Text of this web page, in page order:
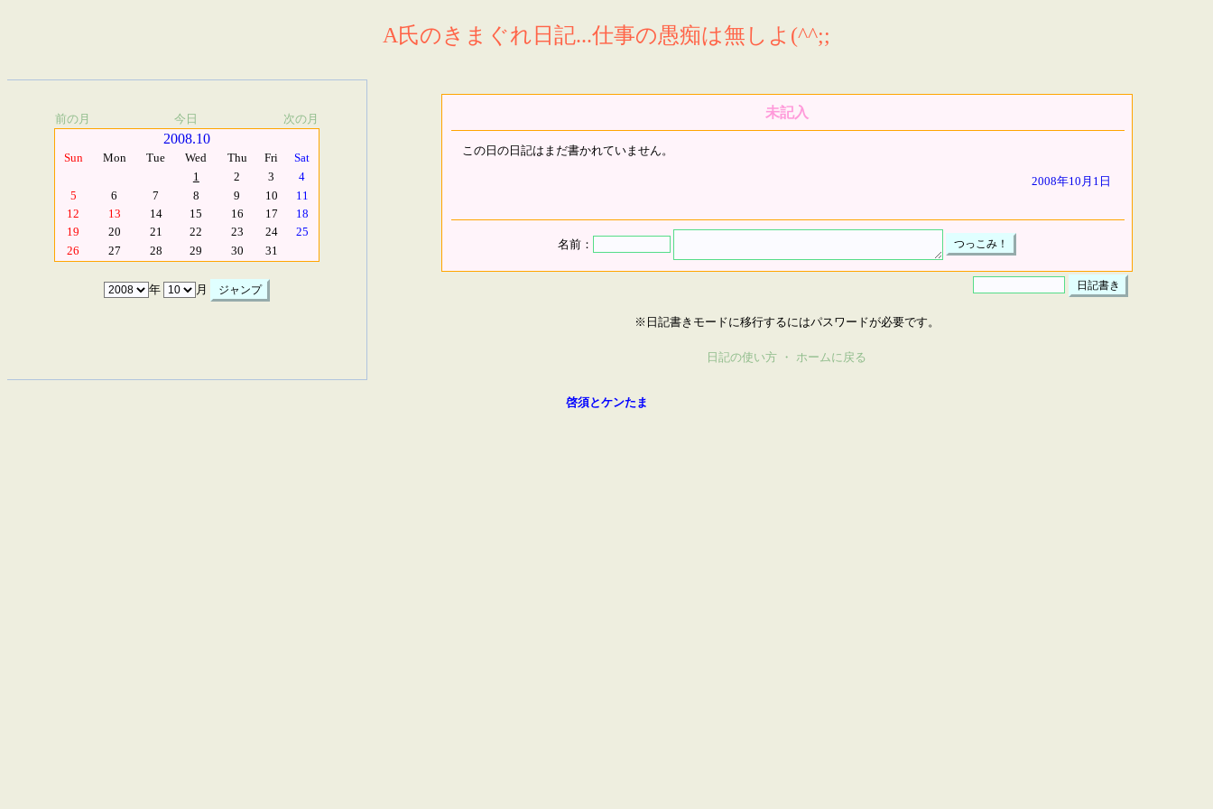
A氏のきまぐれ日記...仕事の愚痴は無しよ(^^;;
前の月 今日 次の月
2008.10
Sun Mon Tue Wed Thu Fri
Sat
1
2 3
4
5
6 7 8 9 10
11
12
13 14 15 16 17
18
19
20 21 22 23 24
25
26
27 28 29 30 31
年 月
未記入
この日の日記はまだ書かれていません。
2008年10月1日
名前：
※日記書きモードに移行するにはパスワードが必要です。
日記の使い方 ・ ホームに戻る
啓須とケンたま